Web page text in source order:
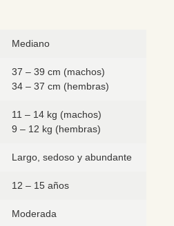
Mediano
37 – 39 cm (machos)
34 – 37 cm (hembras)
11 – 14 kg (machos)
9 – 12 kg (hembras)
Largo, sedoso y abundante
12 – 15 años
Moderada